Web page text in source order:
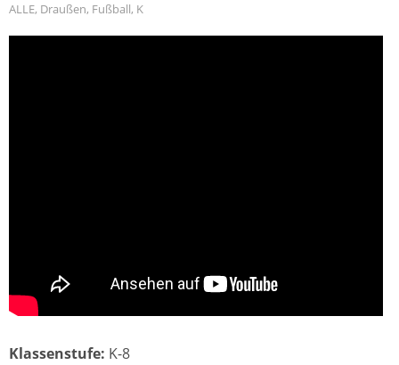
ALLE, Draußen, Fußball, K
Klassenstufe: K-8